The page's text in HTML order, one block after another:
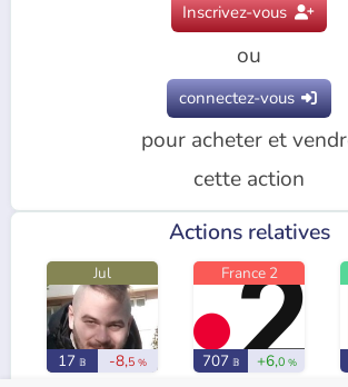
Inscrivez-vous
ou
connectez-vous
pour acheter et
cette action
Actions relatives
Jul
17 𝔹 -8,5 %
France 2
707 𝔹 +6,0 %